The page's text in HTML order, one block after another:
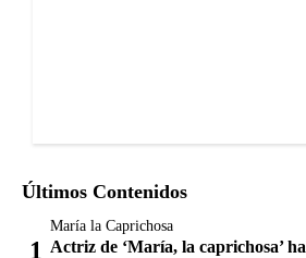
Últimos Contenidos
María la Caprichosa
Actriz de ‘María, la caprichosa’